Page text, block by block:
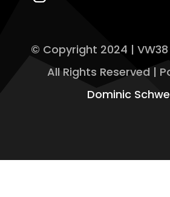
© Copyright 2024 |
All Rights Reserved |
Dominic